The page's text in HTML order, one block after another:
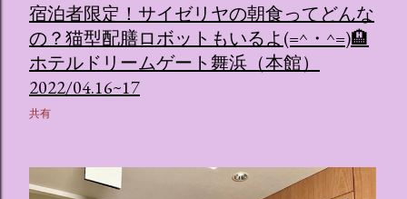
宿泊者限定！サイゼリヤの朝食ってどんな
の？猫型配膳ロボットもいるよ(=^・^=)🏨
ホテルドリームゲート舞浜（本館）
2022/04.16~17
共有